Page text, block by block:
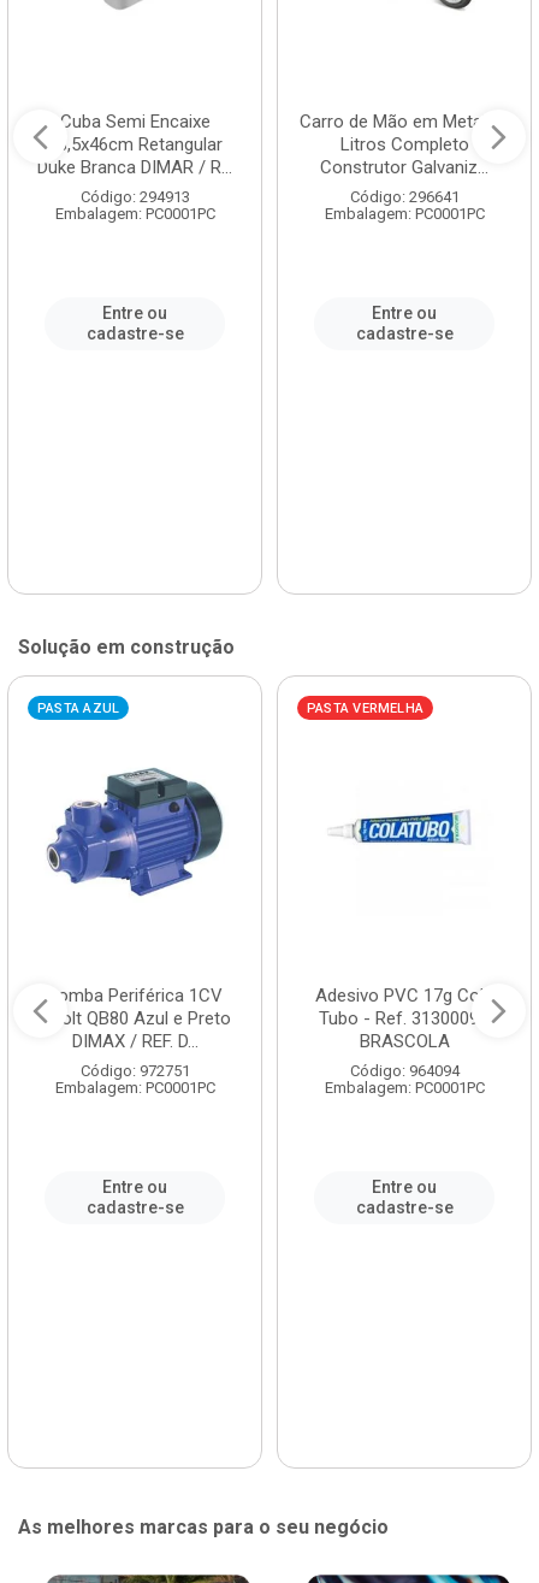
Cuba Semi Encaixe
58,5x46cm Retangular
Duke Branca DIMAR / R...
Código: 294913
Embalagem: PC0001PC
Entre ou
cadastre-se
Carro de Mão em Metal 60
Litros Completo
Construtor Galvaniz...
Código: 296641
Embalagem: PC0001PC
Entre ou
cadastre-se
Solução em construção
PASTA AZUL
Bomba Periférica 1CV
Bivolt QB80 Azul e Preto
DIMAX / REF. D...
Código: 972751
Embalagem: PC0001PC
Entre ou
cadastre-se
PASTA VERMELHA
Adesivo PVC 17g Cola
Tubo - Ref. 3130009 -
BRASCOLA
Código: 964094
Embalagem: PC0001PC
Entre ou
cadastre-se
As melhores marcas para o seu negócio